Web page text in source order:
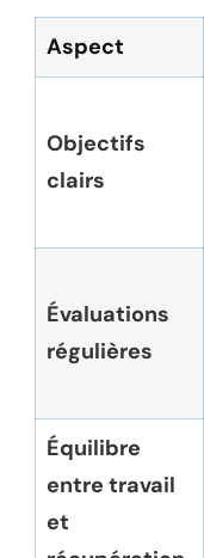
Aspect
Objectifs
clairs
Évaluations
régulières
Équilibre
entre travail
et